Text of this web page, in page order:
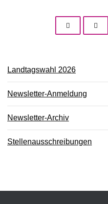
Landtagswahl 2026
Newsletter-Anmeldung
Newsletter-Archiv
Stellenausschreibungen